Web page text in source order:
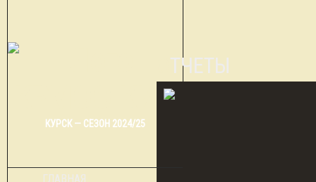
КУРСК — СЕЗОН 2024/25
ГЛАВНАЯ
ОТЧЕТЫ